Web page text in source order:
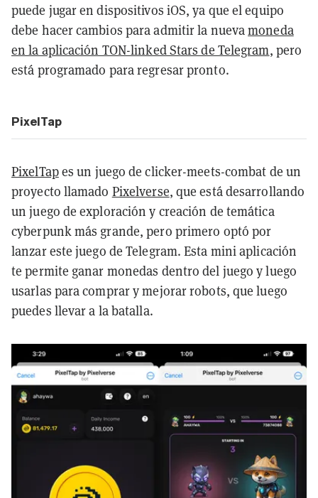
puede jugar en dispositivos iOS, ya que el equipo
debe hacer cambios para admitir la nuevamoneda
en la aplicación TON-linked Stars de Telegram, pero
está programado para regresar pronto.
PixelTap
PixelTapes un juego de clicker-meets-combat de un
proyecto llamado Pixelverse, que está desarrollando
un juego de exploración y creación de temática
cyberpunk más grande, pero primero optó por
lanzar este juego de Telegram. Esta mini aplicación
te permite ganar monedas dentro del juego y luego
usarlas para comprar y mejorar robots, que luego
puedes llevar a la batalla.